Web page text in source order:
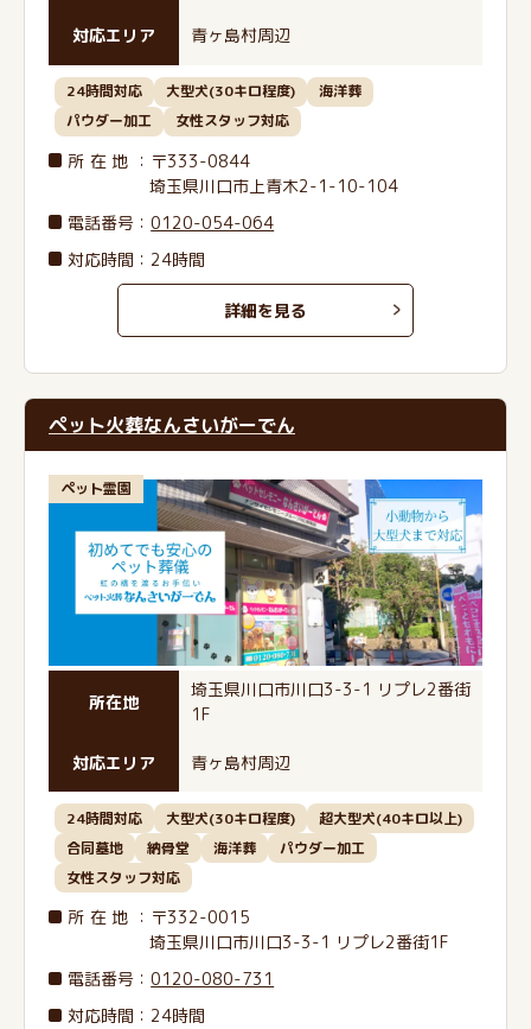
対応エリア 青ヶ島村周辺
24時間対応 大型犬(30キロ程度)
海洋葬
パウダー加工
女性スタッフ対応
所在地 ：〒333-0844
埼玉県川口市上青木2-1-10-104
電話番号 ：0120-054-064
対応時間：24時間
詳細を見る
ペット火葬なんさいがーでん
ペット霊園
所在地
埼玉県川口市川口3-3-1 リプレ2番街
1F
対応エリア 青ヶ島村周辺
24時間対応 大型犬(30キロ程度)
超大型犬(40キロ以上)
合同墓地
納骨堂 海洋葬
パウダー加工
女性スタッフ対応
所在地 ：〒332-0015
埼玉県川口市川口3-3-1 リプレ2番街1F
電話番号 ：0120-080-731
対応時間：24時間